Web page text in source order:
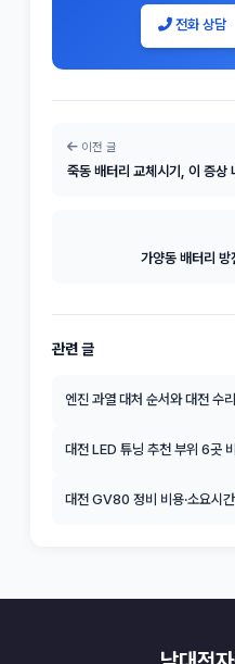
전화 상담
이전 글
죽동 배터리 교체시기, 이 증상
가양동 배터리
관련 글
엔진 과열 대처 순서와 대전 수
대전 LED 튜닝 추천 부위 6곳
대전 GV80 정비 비용·소요시